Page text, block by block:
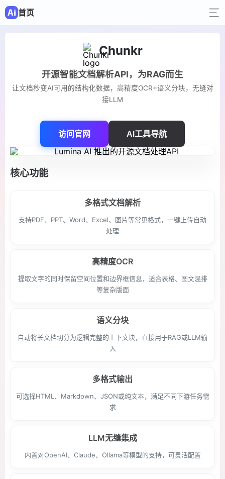
首页
Chunkr
开源智能文档解析API，为RAG而生
让文档秒变AI可用的结构化数据，高精度OCR+语义分块，无缝对
接LLM
访问官网 AI工具导航
核心功能
多格式文档解析
支持PDF、PPT、Word、Excel、图片等常见格式，一键上传自动
处理
高精度OCR
提取文字的同时保留空间位置和边界框信息，适合表格、图文混排
等复杂版面
语义分块
自动将长文档切分为逻辑完整的上下文块，直接用于RAG或LLM输
入
多格式输出
可选择HTML、Markdown、JSON或纯文本，满足不同下游任务需
求
LLM无缝集成
内置对OpenAI、Claude、Ollama等模型的支持，可灵活配置